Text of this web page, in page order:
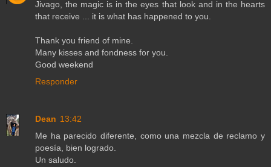
Jivago, the magic is in the eyes that look and in the hearts
that receive ... it is what has happened to you.
Thank you friend of mine.
Many kisses and fondness for you.
Good weekend
Responder
Dean 13:42
Me ha parecido diferente, como una mezcla de reclamo y
poesía, bien logrado.
Un saludo.